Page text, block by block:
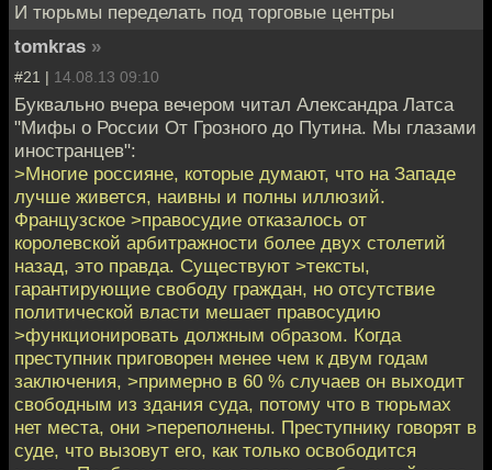
И тюрьмы переделать под торговые центры
tomkras »
#21 | 14.08.13 09:10
Буквально вчера вечером читал Александра Латса
"Мифы о России От Грозного до Путина. Мы глазами
иностранцев":
>Многие россияне, которые думают, что на Западе
лучше живется, наивны и полны иллюзий.
Французское >правосудие отказалось от
королевской арбитражности более двух столетий
назад, это правда. Существуют >тексты,
гарантирующие свободу граждан, но отсутствие
политической власти мешает правосудию
>функционировать должным образом. Когда
преступник приговорен менее чем к двум годам
заключения, >примерно в 60 % случаев он выходит
свободным из здания суда, потому что в тюрьмах
нет места, они >переполнены. Преступнику говорят в
суде, что вызовут его, как только освободится